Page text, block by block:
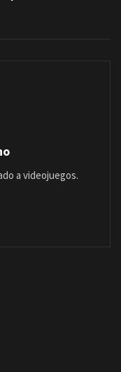
a videojuegos.